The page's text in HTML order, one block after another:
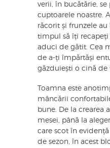
verii, în bucătărie, se
cuptoarele noastre.
răcorit și frunzele au
timpul să îți recapeți
aduci de gătit. Cea
de a-ți împărtăși
găzduiești o cină de
Toamna este
mâncării
bune. De la crearea
mesei, până la
care scot în
de sezon, în acest